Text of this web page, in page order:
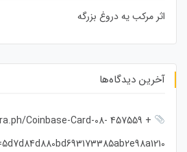
اثر مرکب یه دروغ بزرگه
آخرین دیدگاه‌ها
Coinbase-Card-08-